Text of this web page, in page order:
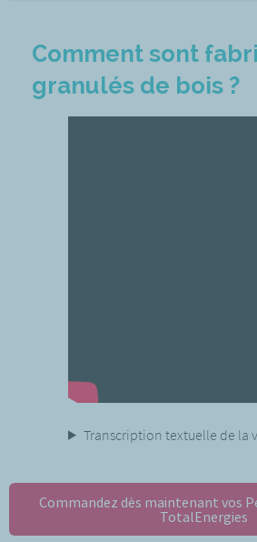
Comment sont
granulés de bois ?
Transcription textuelle de la
Commandez dès maintenant vos
TotalEnergies